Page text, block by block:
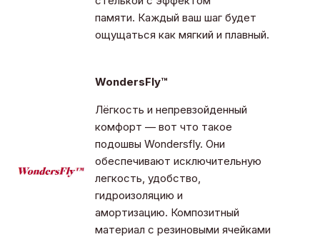
памяти. Каждый ваш шаг будет
ощущаться как мягкий и плавный.
WondersFly™
Лёгкость и непревзойденный
комфорт — вот что такое
подошвы Wondersfly. Они
обеспечивают исключительную
легкость, удобство,
гидроизоляцию и
амортизацию. Композитный
материал с резиновыми ячейками